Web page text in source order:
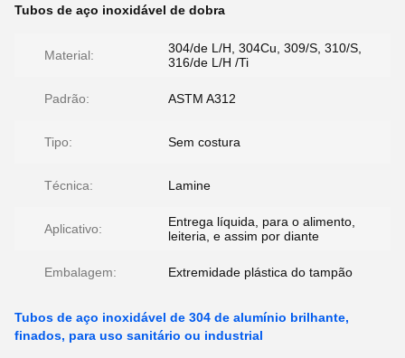
Tubos de aço inoxidável de dobra
Material:
304/de L/H, 304Cu, 309/S, 310/S,
316/de L/H /Ti
Padrão: ASTM A312
Tipo: Sem costura
Técnica: Lamine
Aplicativo:
Entrega líquida, para o alimento,
leiteria, e assim por diante
Embalagem: Extremidade plástica do tampão
Tubos de aço inoxidável de 304 de alumínio brilhante,
finados, para uso sanitário ou industrial